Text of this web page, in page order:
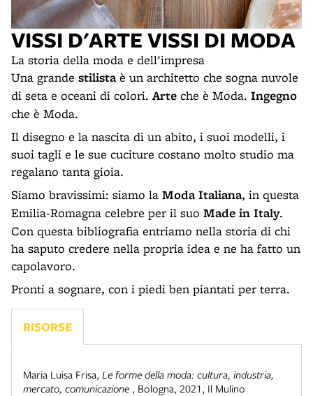
VISSI D'ARTE VISSI DI MODA
La storia della moda e dell'impresa
Una grande stilistaè un architetto che sogna nuvole
di seta e oceani di colori. Arte che è Moda. Ingegno
che è Moda.
Il disegno e la nascita di un abito, i suoi modelli, i
suoi tagli e le sue cuciture costano molto studio ma
regalano tanta gioia.
Siamo bravissimi: siamo la Moda Italiana, in questa
Emilia-Romagna celebre per il suo Made in Italy.
Con questa bibliografia entriamo nella storia di chi
ha saputo credere nella propria idea e ne ha fatto un
capolavoro.
Pronti a sognare, con i piedi ben piantati per terra.
RISORSE
Maria Luisa Frisa, Le forme della moda: cultura, industria,
mercato, comunicazione , Bologna, 2021 , Il Mulino